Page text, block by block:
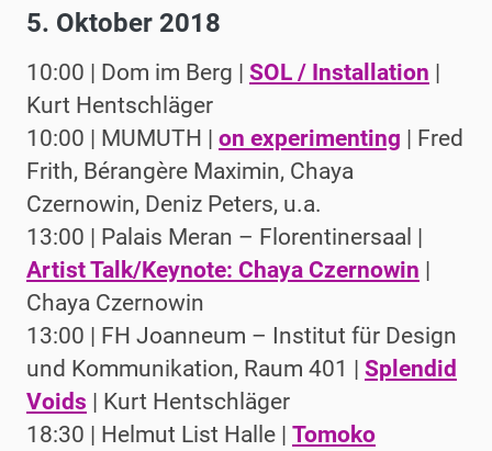
5. Oktober 2018
10:00 | Dom im Berg | SOL / Installation |
Kurt Hentschläger
10:00 | MUMUTH | on experimenting | Fred
Frith, Bérangère Maximin, Chaya
Czernowin, Deniz Peters, u.a.
13:00 | Palais Meran – Florentinersaal |
Artist Talk/Keynote: Chaya Czernowin |
Chaya Czernowin
13:00 | FH Joanneum – Institut für Design
und Kommunikation, Raum 401 | Splendid
Voids | Kurt Hentschläger
18:30 | Helmut List Halle | Tomoko